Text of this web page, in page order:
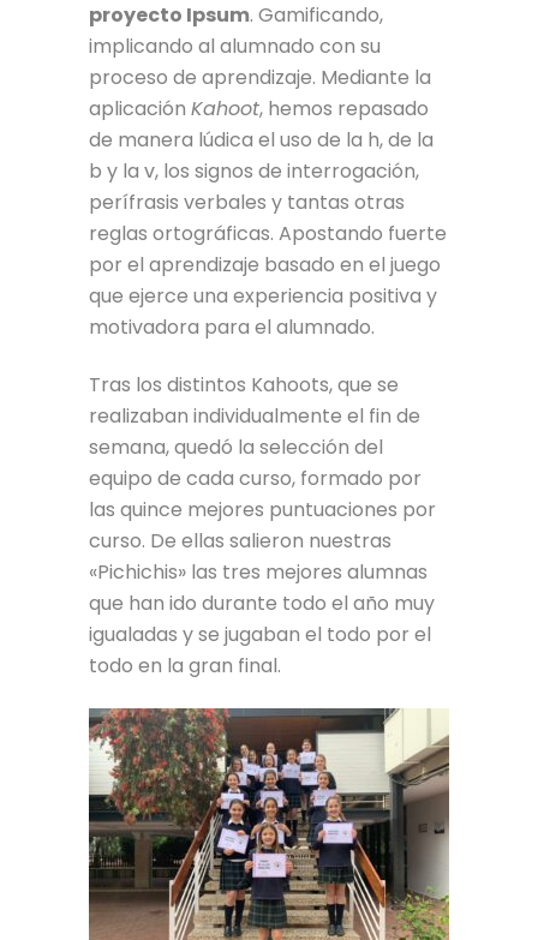
proyecto Ipsum. Gamificando,
implicando al alumnado con su
proceso de aprendizaje. Mediante la
aplicación Kahoot, hemos repasado
de manera lúdica el uso de la h, de la
b y la v, los signos de interrogación,
perífrasis verbales y tantas otras
reglas ortográficas. Apostando fuerte
por el aprendizaje basado en el juego
que ejerce una experiencia positiva y
motivadora para el alumnado.
Tras los distintos Kahoots, que se
realizaban individualmente el fin de
semana, quedó la selección del
equipo de cada curso, formado por
las quince mejores puntuaciones por
curso. De ellas salieron nuestras
«Pichichis» las tres mejores alumnas
que han ido durante todo el año muy
igualadas y se jugaban el todo por el
todo en la gran final.